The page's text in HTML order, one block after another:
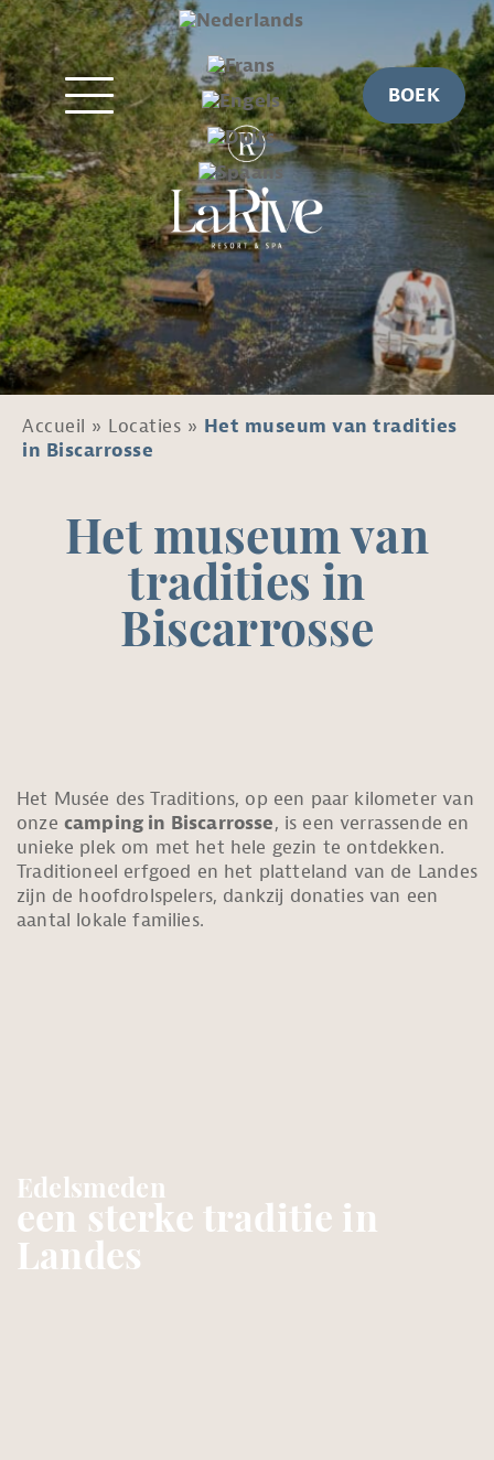
BOEK
Accueil » Locaties » Het museum van tradities
in Biscarrosse
Het museum van
tradities in
Biscarrosse
Het Musée des Traditions, op een paar kilometer van
onze camping in Biscarrosse, is een verrassende en
unieke plek om met het hele gezin te ontdekken.
Traditioneel erfgoed en het platteland van de Landes
zijn de hoofdrolspelers, dankzij donaties van een
aantal lokale families.
Edelsmeden
een sterke traditie in
Landes